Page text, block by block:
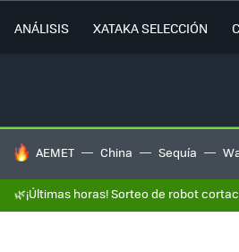
ANÁLISIS XATAKA SELECCIÓN
HOY SE HABLA DE
AEMET China Sequía
🌿¡Últimas horas! Sorteo de robot